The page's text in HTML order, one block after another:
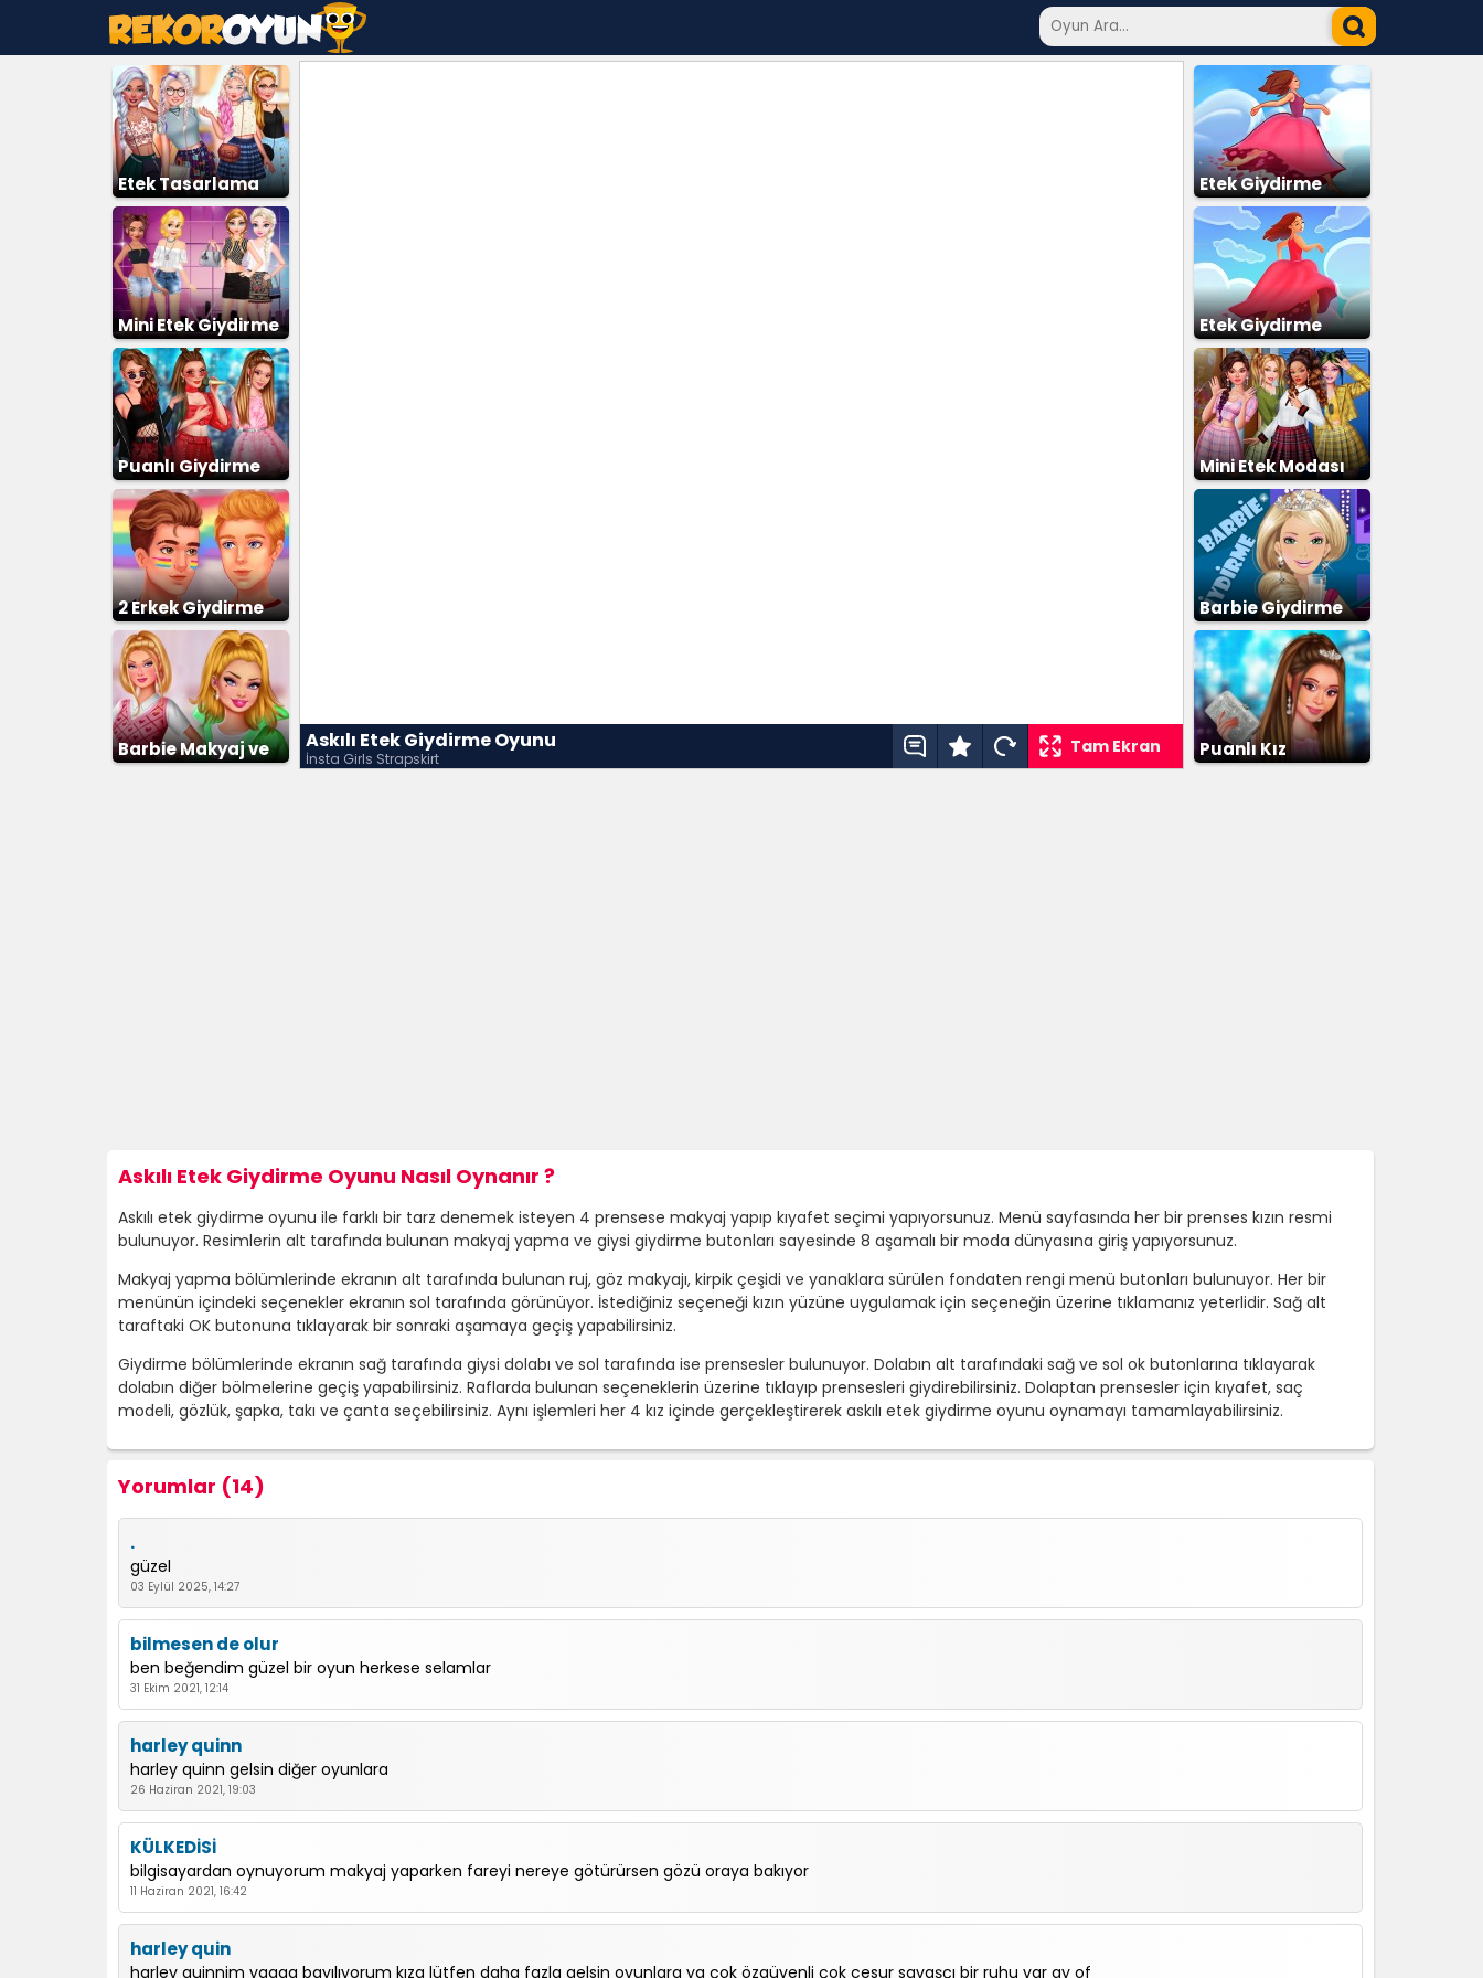
Etek Tasarlama
Mini Etek Giydirme
Puanlı Giydirme
2 Erkek Giydirme
Barbie Makyaj ve
Askılı Etek Giydirme Oyunu
İnsta Girls Strapskirt
Tam Ekran
Etek Giydirme
Etek Giydirme
Parkuru
Mini Etek Modası
Barbie Giydirme
Puanlı Kız
Askılı Etek Giydirme Oyunu Nasıl Oynanır ?
Askılı etek giydirme oyunu ile farklı bir tarz denemek isteyen 4 prensese makyaj yapıp kıyafet seçimi yapıyorsunuz. Menü sayfasında her bir prenses kızın resmi
bulunuyor. Resimlerin alt tarafında bulunan makyaj yapma ve giysi giydirme butonları sayesinde 8 aşamalı bir moda dünyasına giriş yapıyorsunuz.
Makyaj yapma bölümlerinde ekranın alt tarafında bulunan ruj, göz makyajı, kirpik çeşidi ve yanaklara sürülen fondaten rengi menü butonları bulunuyor. Her bir
menünün içindeki seçenekler ekranın sol tarafında görünüyor. İstediğiniz seçeneği kızın yüzüne uygulamak için seçeneğin üzerine tıklamanız yeterlidir. Sağ alt
taraftaki OK butonuna tıklayarak bir sonraki aşamaya geçiş yapabilirsiniz.
Giydirme bölümlerinde ekranın sağ tarafında giysi dolabı ve sol tarafında ise prensesler bulunuyor. Dolabın alt tarafındaki sağ ve sol ok butonlarına tıklayarak
dolabın diğer bölmelerine geçiş yapabilirsiniz. Raflarda bulunan seçeneklerin üzerine tıklayıp prensesleri giydirebilirsiniz. Dolaptan prensesler için kıyafet, saç
modeli, gözlük, şapka, takı ve çanta seçebilirsiniz. Aynı işlemleri her 4 kız içinde gerçekleştirerek askılı etek giydirme oyunu oynamayı tamamlayabilirsiniz.
Yorumlar (14)
.
güzel
03 Eylül 2025, 14:27
bilmesen de olur
ben beğendim güzel bir oyun herkese selamlar
31 Ekim 2021, 12:14
harley quinn
harley quinn gelsin diğer oyunlara
26 Haziran 2021, 19:03
KÜLKEDİSİ
bilgisayardan oynuyorum makyaj yaparken fareyi nereye götürürsen gözü oraya bakıyor
11 Haziran 2021, 16:42
harley quin
harley quinnim yaaaa bayılıyorum kıza lütfen daha fazla gelsin oyunlara ya çok özgüvenli çok cesur savaşçı bir ruhu var ay of